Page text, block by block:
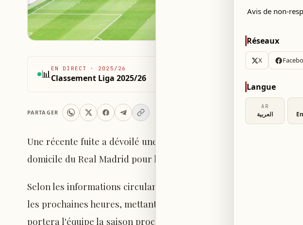
📊EN DIRECT · 2025/26
Classement Liga 2025/26
PARTAGER
Une récente fuite a dévoilé une image de la campagne publicitaire
domicile du Real Madrid pour la saison 2026-2027.
Selon les informations circulant, le club devrait annoncer
les prochaines heures, mettant fin à l'attente des supporters
portera l'équipe la saison prochaine.
Avis de non-
Réseaux
X
Langue
AR
العربية